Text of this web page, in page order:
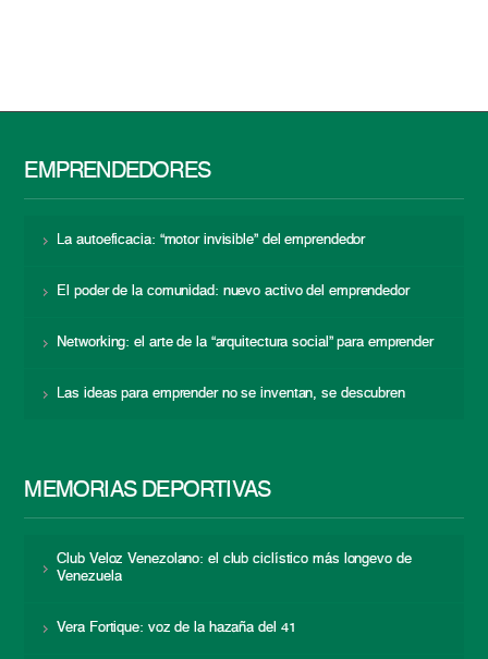
EMPRENDEDORES
La autoeficacia: “motor invisible” del emprendedor
El poder de la comunidad: nuevo activo del emprendedor
Networking: el arte de la “arquitectura social” para emprender
Las ideas para emprender no se inventan, se descubren
MEMORIAS DEPORTIVAS
Club Veloz Venezolano: el club ciclístico más longevo de
Venezuela
Vera Fortique: voz de la hazaña del 41